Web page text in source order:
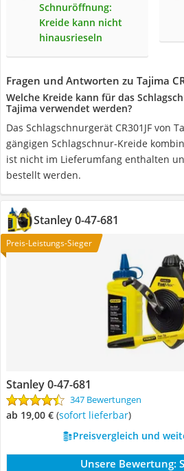
Schnuröffnung:
Kreide kann nicht
hinausrieseln
Fragen und Antworten zu Tajima
Welche Kreide kann für das
Tajima verwendet werden?
Das Schlagschnurgerät CR301JF von
gängigen Schlagschnur-Kreide
ist nicht im Lieferumfang enthalten
bestellt werden.
Stanley ‎0-47-681
Preis-Leistungs-Sieger
Stanley ‎0-47-681
347 Bewertungen
ab 19,00 € ( Sofort lieferbar)
Preisvergleich und
Unsere Bewertung: